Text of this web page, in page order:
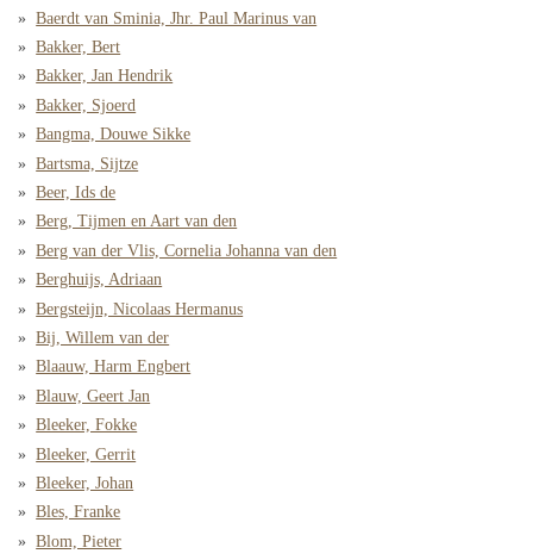
Baerdt van Sminia, Jhr. Paul Marinus van
Bakker, Bert
Bakker, Jan Hendrik
Bakker, Sjoerd
Bangma, Douwe Sikke
Bartsma, Sijtze
Beer, Ids de
Berg, Tijmen en Aart van den
Berg van der Vlis, Cornelia Johanna van den
Berghuijs, Adriaan
Bergsteijn, Nicolaas Hermanus
Bij, Willem van der
Blaauw, Harm Engbert
Blauw, Geert Jan
Bleeker, Fokke
Bleeker, Gerrit
Bleeker, Johan
Bles, Franke
Blom, Pieter